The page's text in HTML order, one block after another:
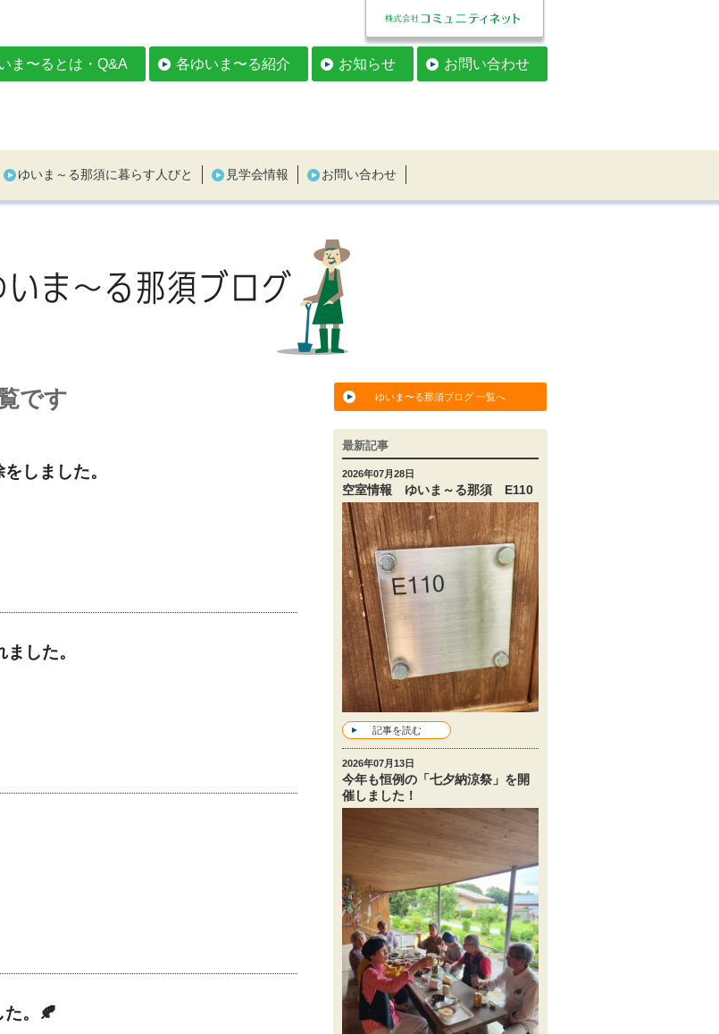
ま〜るとは・Q&A 各ゆいま〜る紹介 お知らせ お問い合わせ
ゆいま～る那須に暮らす人びと 見学会情報 お問い合わせ
です
しました。
した。
た。🍂
ゆいま〜る那須ブログ 一覧へ
最新記事
2026年07月28日
空室情報 ゆいま～る那須 E110
記事を読む
2026年07月13日
今年も恒例の「七夕納涼祭」を開
催しました！